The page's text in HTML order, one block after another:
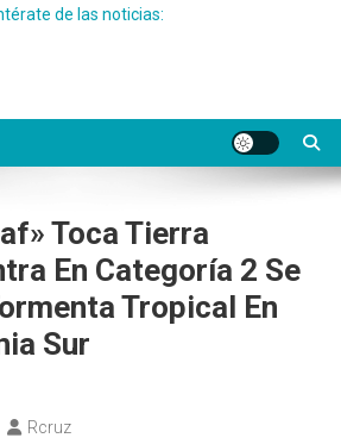
de las noticias:
Toca Tierra
En Categoría 2 Se
Tropical En
Sur
Rcruz